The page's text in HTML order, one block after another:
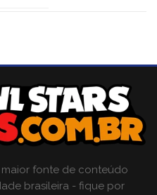
maior fonte de conteúdo
brasileira - fique por